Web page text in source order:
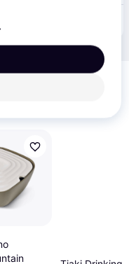
matcher dine